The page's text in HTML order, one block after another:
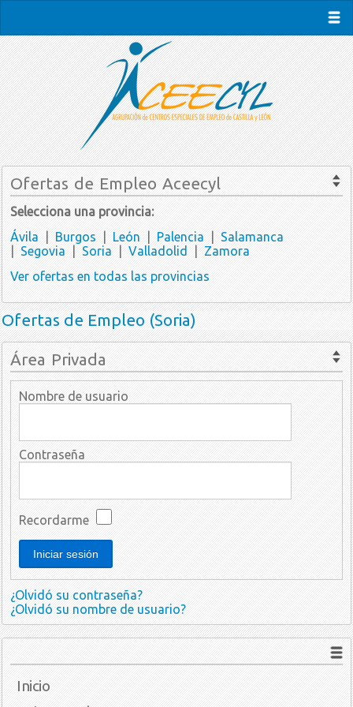
Ofertas de Empleo Aceecyl
Selecciona una provincia:
Ávila
Burgos León Palencia
Salamanca
Segovia Soria Valladolid
Zamora
Ver ofertas en todas las provincias
Ofertas de Empleo (Soria)
Área Privada
Nombre de usuario
Contraseña
Recordarme
¿Olvidó su contraseña?
¿Olvidó su nombre de usuario?
Inicio